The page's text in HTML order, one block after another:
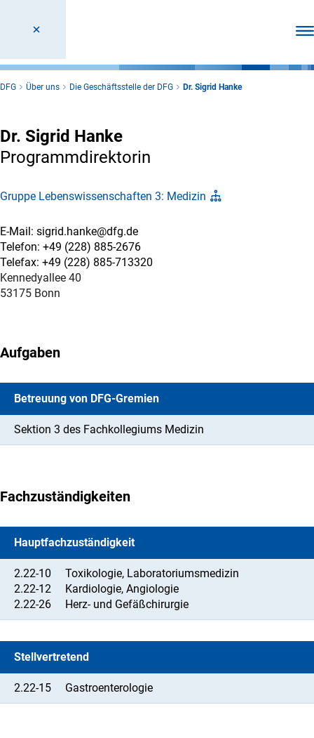
DFG Über uns Die Geschäftsstelle der DFG Dr. Sigrid Hanke
Dr. Sigrid Hanke
Programmdirektorin
Gruppe Lebenswissenschaften 3: Medizin
E-Mail: sigrid.hanke@dfg.de
Telefon: +49 (228) 885-2676
Telefax: +49 (228) 885-713320
Kennedyallee 40
53175 Bonn
Aufgaben
Betreuung von DFG-Gremien
Sektion 3 des Fachkollegiums Medizin
Fachzuständigkeiten
Hauptfachzuständigkeit
2.22-10
Toxikologie, Laboratoriumsmedizin
2.22-12
Kardiologie, Angiologie
2.22-26
Herz- und Gefäßchirurgie
Stellvertretend
2.22-15 Gastroenterologie